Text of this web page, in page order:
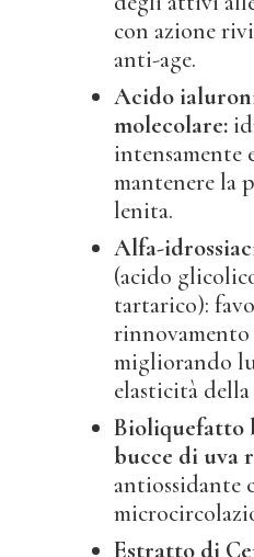
con azione
anti-age.
Acido
molecolare:
intensamente
mantenere la
lenita.
Alfa-
(acido
tartarico):
migliorando
elasticità della
Bioliquefatto
bucce di uva
antiossidante
Estratto di